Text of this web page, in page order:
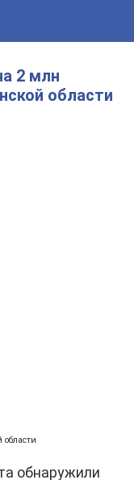
2 млн
области
обнаружили